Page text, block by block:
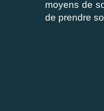
moyens de
de prendre